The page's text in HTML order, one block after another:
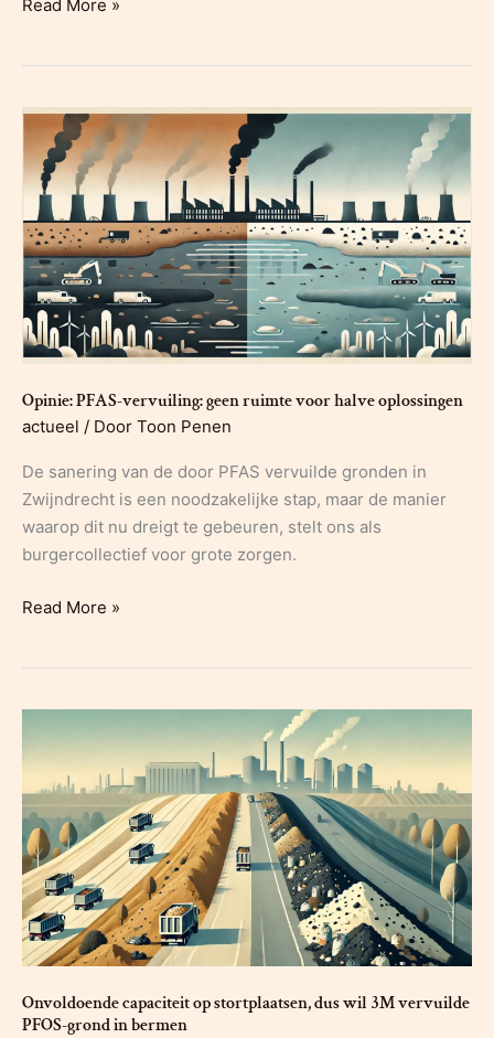
afgekeurd
door
OVAM:
de
fictie
van
de
sanering
Read More »
Opinie: PFAS-vervuiling: geen ruimte voor halve oplossingen
actueel / Door Toon Penen
De sanering van de door PFAS vervuilde gronden in
Zwijndrecht is een noodzakelijke stap, maar de manier
waarop dit nu dreigt te gebeuren, stelt ons als
burgercollectief voor grote zorgen.
Opinie:
ruimte
voor
oplossingen
Read More »
Onvoldoende capaciteit op stortplaatsen, dus wil 3M vervuilde
PFOS-grond in bermen